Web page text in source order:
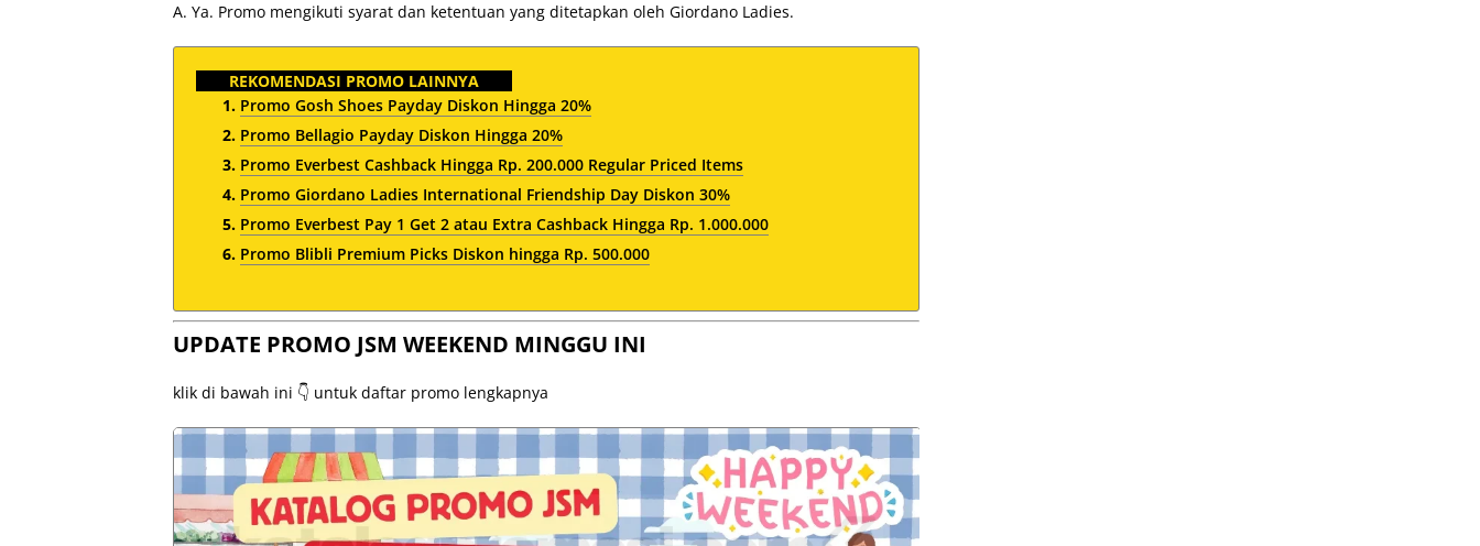
A. Ya. Promo mengikuti syarat dan ketentuan yang ditetapkan oleh Giordano Ladies.
REKOMENDASI PROMO LAINNYA
Promo Gosh Shoes Payday Diskon Hingga 20%
Promo Bellagio Payday Diskon Hingga 20%
Promo Everbest Cashback Hingga Rp. 200.000 Regular Priced Items
Promo Giordano Ladies International Friendship Day Diskon 30%
Promo Everbest Pay 1 Get 2 atau Extra Cashback Hingga Rp. 1.000.000
Promo Blibli Premium Picks Diskon hingga Rp. 500.000
UPDATE PROMO JSM WEEKEND MINGGU INI
klik di bawah ini 👇 untuk daftar promo lengkapnya